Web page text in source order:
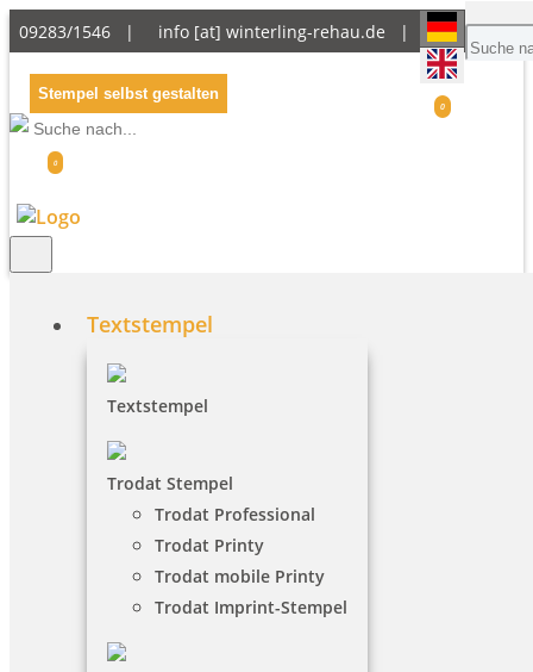
09283/1546 | info [at] winterling-rehau.de |
0
Stempel selbst gestalten
0
Textstempel
Textstempel
Trodat Stempel
Trodat Professional
Trodat Printy
Trodat mobile Printy
Trodat Imprint-Stempel
Kundenkonto anlegen
persönliche Daten